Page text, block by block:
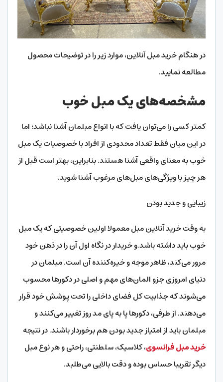
در هنگام خرید مبل آنلاین، موارد زیر را در توضیحات محصول
مطالعه نمایید.
مشخصه‌های یک مبل خوب
کمتر کسی را می‌توان یافت که با انواع مبلمان آشنا نباشد؛ اما
در این میان فقط تعداد محدودی از افراد با خصوصیات یک مبل
خوب به معنای واقعی آشنا هستند. بنابراین، بهتر است قبل از
هر چیز با ویژگی‌های مبل‌های مرغوب آشنا شوید.
زیبایی و جدید بودن
به وقت خرید آنلاین مبل معمولا اولین خصوصیتی که یک مبل
خوب باید داشته باشد.و خریدار در نگاه اول آن را در ذهن خود
مرور می‌کند، ظاهر موجه و خیره‌کننده آن است. مبلمان در
دنیای امروزی جزو المان‌های مهم و اصلی در دکورها محسوب
می‌شوند که جذابیت کل فضای داخلی را تحت پوشش خود قرار
می‌دهند‌. از طرفی، دکورها پا به پای مد روز تغییر می‌کنند و
مبلمان باید از امتیاز جدید بودن هم برخوردار باشند. در نتیجه
خرید مبل فرانسوی، کلاسیک، سلطنتی، راحتی و هر نوع مبل
دیگر تقریبا حساس بوده و دقت بالایی می‌طلبد.